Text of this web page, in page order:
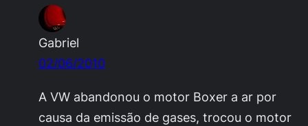
Gabriel
02/06/2010
A VW abandonou o motor Boxer a ar por
causa da emissão de gases, trocou o motor